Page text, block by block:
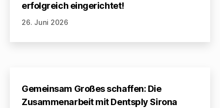
erfolgreich eingerichtet!
26. Juni 2026
Gemeinsam Großes schaffen: Die
Zusammenarbeit mit Dentsply Sirona